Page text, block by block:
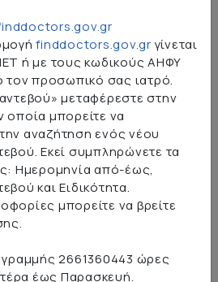
εφόσον τους αποδέχεται
Κέρκυρας λαμβάνει όλα τα
να εξασφαλίσει τη σωστή
υπηρεσιών που
Νοσοκομείο Κέρκυρας δεν
ζημία (άμεση ή έμμεση,
που τυχόν θα υποστεί ο
πύλης από τη χρήση ή την
από καθυστερήσεις κατά τη
ή παραλείψεις σε αυτή, από
ή για άλλους λόγους.
finddoctors.gov.gr γίνεται
ή με τους κωδικούς ΑΗΦΥ
τον προσωπικό σας ιατρό.
μεταφέρεστε στην
μπορείτε να
αναζήτηση ενός νέου
Εκεί συμπληρώνετε τα
Ημερομηνία από-έως,
και Ειδικότητα.
μπορείτε να βρείτε
2661360443 ώρες
έως Παρασκευή.